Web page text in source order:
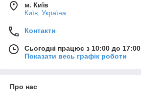
м. Київ
Київ, Україна
Контакти
Сьогодні працює з 10:00 до 17:00
Показати весь графік роботи
Про нас